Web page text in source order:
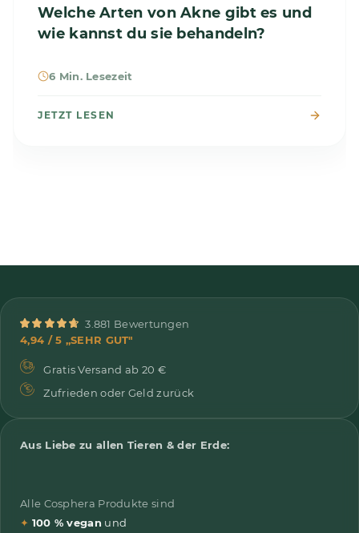
Welche Arten von Akne gibt es und
wie kannst du sie behandeln?
6 Min. Lesezeit
JETZT LESEN
3.881 Bewertungen
4,94 / 5 „SEHR GUT"
Gratis Versand ab 20 €
Zufrieden oder Geld zurück
Aus Liebe zu allen Tieren & der Erde:
Alle Cosphera Produkte sind
✦ 100 % vegan und